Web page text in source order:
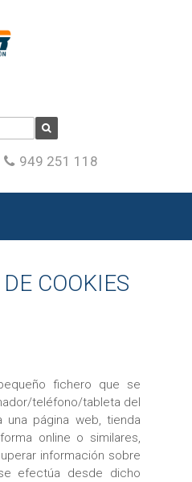
949 251 118
COOKIES
fichero que se
teléfono/tableta del
una página web, tienda
online o similares,
información sobre
efectúa desde dicho